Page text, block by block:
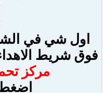
اول شي في
فوق شريط
مركز